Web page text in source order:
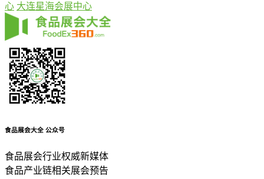
心 大连星海会展中心
食品展会大全 公众号
食品展会行业权威新媒体
食品产业链相关展会预告